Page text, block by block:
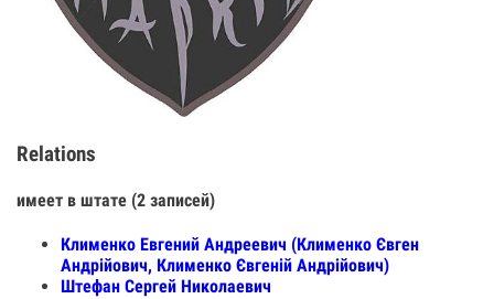
Relations
имеет в штате (2 записей)
Клименко Евгений Андреевич (Клименко Євген
Андрійович, Клименко Євгеній Андрійович)
Штефан Сергей Николаевич